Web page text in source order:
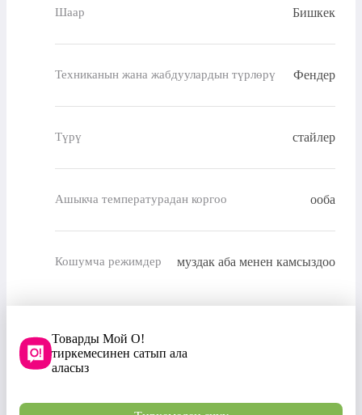
Шаар Бишкек
Техниканын жана жабдуулардын түрлөрү Фендер
Түрү стайлер
Ашыкча температурадан коргоо ооба
Кошумча режимдер муздак аба менен камсыздоо
Товарды Мой О!
тиркемесинен сатып ала
аласыз